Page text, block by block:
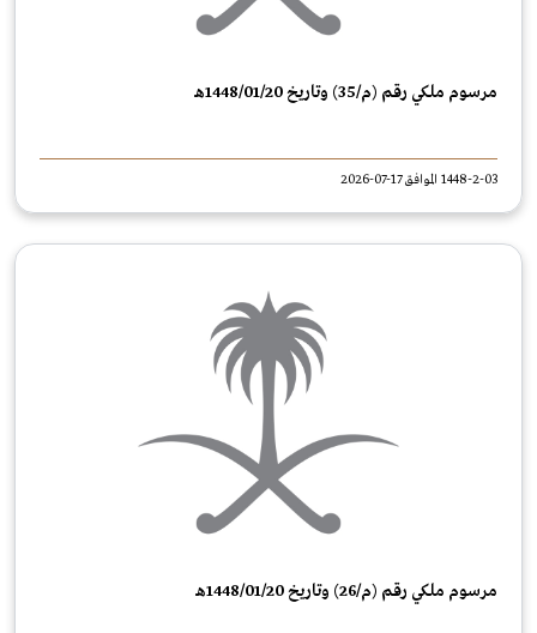
مرسوم ملكي رقم (م/35) وتاريخ 1448/01/20هـ
1448-2-03 الموافق 17-07-2026
مرسوم ملكي رقم (م/26) وتاريخ 1448/01/20هـ